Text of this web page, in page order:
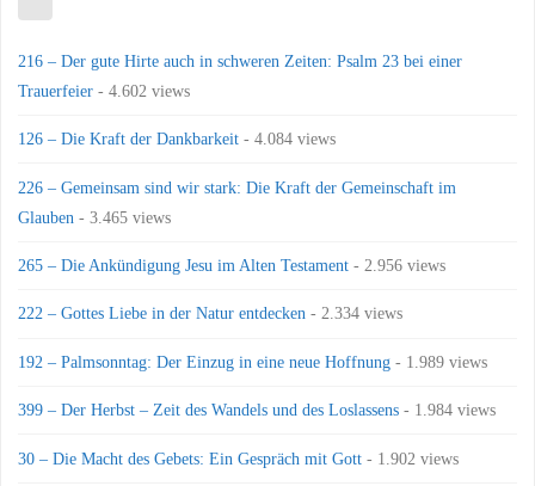
216 – Der gute Hirte auch in schweren Zeiten: Psalm 23 bei einer
Trauerfeier - 4.602 views
126 – Die Kraft der Dankbarkeit - 4.084 views
226 – Gemeinsam sind wir stark: Die Kraft der Gemeinschaft im
Glauben - 3.465 views
265 – Die Ankündigung Jesu im Alten Testament - 2.956 views
222 – Gottes Liebe in der Natur entdecken - 2.334 views
192 – Palmsonntag: Der Einzug in eine neue Hoffnung - 1.989 views
399 – Der Herbst – Zeit des Wandels und des Loslassens - 1.984 views
30 – Die Macht des Gebets: Ein Gespräch mit Gott - 1.902 views